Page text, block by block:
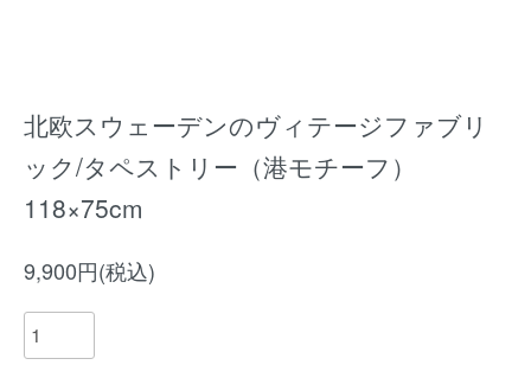
北欧スウェーデンのヴィテージファブリ
ック/タペストリー（港モチーフ）
118×75cm
9,900円(税込)